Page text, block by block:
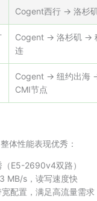
Cogent西行 → 洛杉
Cogent → 洛杉矶 →
连
Cogent → 纽约出海
CMI节点
体性能表现优秀：
E5-2690v4双路）
MB/s，读写速度快
配置，满足高流量需求